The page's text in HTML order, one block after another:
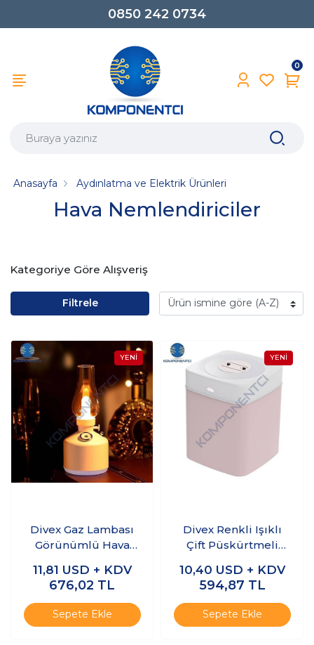
0850 242 0734
0
Hava Nemlendiriciler
Anasayfa Aydınlatma ve Elektrik Ürünleri
Kategoriye Göre Alışveriş
Filtrele
Divex Gaz Lambası
Görünümlü Hava
Vintage Lamp
Humidifier H-47
11,81 USD + KDV
676,02 TL
Sepete Ekle
Divex Renkli Işıklı
Çift Püskürtmeli
Nemlendirici 3L
Humidifier H-18
10,40 USD + KDV
594,87 TL
Sepete Ekle